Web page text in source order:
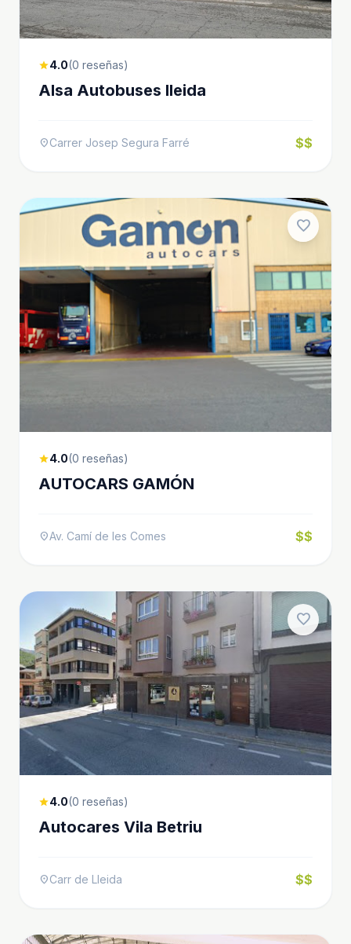
star4.0(0 reseñas)
Alsa Autobuses lleida
location_onCarrer Josep Segura Farré $$
favorite
star4.0(0 reseñas)
AUTOCARS GAMÓN
location_onAv. Camí de les Comes $$
favorite
star4.0(0 reseñas)
Autocares Vila Betriu
location_onCarr de Lleida $$